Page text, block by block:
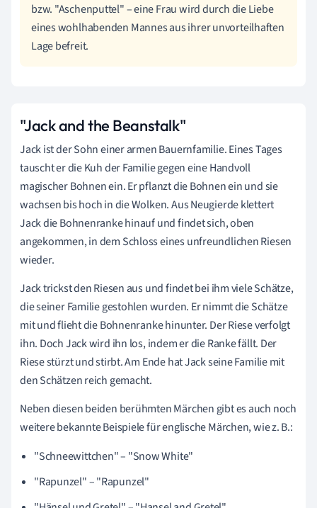
bzw. "Aschenputtel" – eine Frau wird durch die Liebe
eines wohlhabenden Mannes aus ihrer unvorteilhaften
Lage befreit.
"Jack and the Beanstalk"
Jack ist der Sohn einer armen Bauernfamilie. Eines Tages
tauscht er die Kuh der Familie gegen eine Handvoll
magischer Bohnen ein. Er pflanzt die Bohnen ein und sie
wachsen bis hoch in die Wolken. Aus Neugierde klettert
Jack die Bohnenranke hinauf und findet sich, oben
angekommen, in dem Schloss eines unfreundlichen Riesen
wieder.
Jack trickst den Riesen aus und findet bei ihm viele Schätze,
die seiner Familie gestohlen wurden. Er nimmt die Schätze
mit und flieht die Bohnenranke hinunter. Der Riese verfolgt
ihn. Doch Jack wird ihn los, indem er die Ranke fällt. Der
Riese stürzt und stirbt. Am Ende hat Jack seine Familie mit
den Schätzen reich gemacht.
Neben diesen beiden berühmten Märchen gibt es auch noch
weitere bekannte Beispiele für englische Märchen, wie z. B.:
"Schneewittchen" – "Snow White"
"Rapunzel" – "Rapunzel"